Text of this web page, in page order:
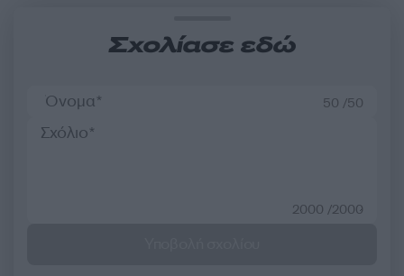
Σχολίασε εδώ
50 /50
2000 /2000